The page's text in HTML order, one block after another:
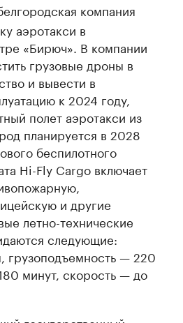
компания
аэротакси в
«Бирюч». В компании
грузовые дроны в
и вывести в
к 2024 году,
полет аэротакси из
планируется в 2028
беспилотного
Hi-Fly Cargo включает
и другие
летно-технические
следующие:
грузоподъемность — 220
минут, скорость — до